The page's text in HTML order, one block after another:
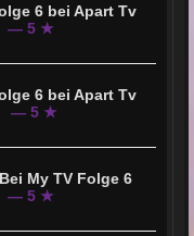
6 bei Apart Tv
— 5 ★
6 bei Apart Tv
— 5 ★
My TV Folge 6
— 5 ★